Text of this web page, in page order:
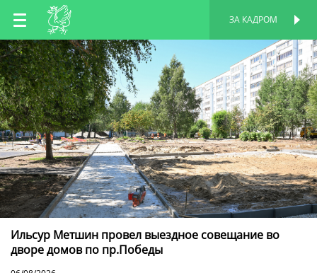
RU
EN
TT
ЗА КАДРОМ
Ильсур Метшин провел выездное совещание во
дворе домов по пр.Победы
ПЕРСОНАЛЬНАЯ
СТРАНИЦА